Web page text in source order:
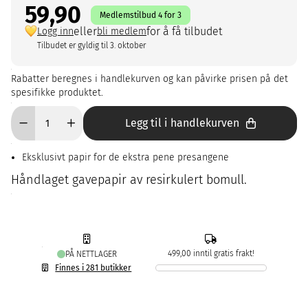
59,90 Medlemstilbud 4 for 3
Logg innellerbli medlemfor å få tilbudet
Tilbudet er gyldig til 3. oktober
Rabatter beregnes i handlekurven og kan påvirke prisen på det
spesifikke produktet.
Legg til i handlekurven
Eksklusivt papir for de ekstra pene presangene
Håndlaget gavepapir av resirkulert bomull.
PÅ NETTLAGER
Finnes i 281 butikker
499,00 inntil gratis frakt!